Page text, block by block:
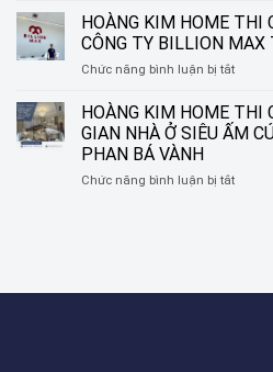
SẮC,
LIÊN
ĐÀ
–
BIẾN
Ô
CỬA
MỘT
TÁC
THUẬT
KIM
HOME
THI
CÔNG
LƯỚI
NHÀ
HOÀNG KIM HOME THI
CÔNG TY BILLION MAX
Chức năng bình luận bị tắtở
KIM
HOME
THI
RÈM
MAX
HOÀNG KIM HOME THI
GIAN NHÀ Ở SIÊU ẤM
PHAN BÁ VÀNH
Chức năng bình luận bị tắtở
RÈM